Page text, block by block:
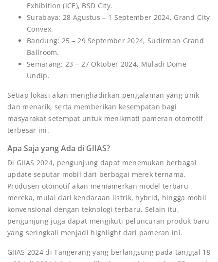
Exhibition (ICE), BSD City.
Surabaya: 28 Agustus – 1 September 2024, Grand City
Convex.
Bandung: 25 – 29 September 2024, Sudirman Grand
Ballroom.
Semarang: 23 – 27 Oktober 2024, Muladi Dome
Undip.
Setiap lokasi akan menghadirkan pengalaman yang unik
dan menarik, serta memberikan kesempatan bagi
masyarakat setempat untuk menikmati pameran otomotif
terbesar ini.
Apa Saja yang Ada di GIIAS?
Di GIIAS 2024, pengunjung dapat menemukan berbagai
update seputar mobil dari berbagai merek ternama.
Produsen otomotif akan memamerkan model terbaru
mereka, mulai dari kendaraan listrik, hybrid, hingga mobil
konvensional dengan teknologi terbaru. Selain itu,
pengunjung juga dapat mengikuti peluncuran produk baru
yang seringkali menjadi highlight dari pameran ini.
GIIAS 2024 di Tangerang yang berlangsung pada tanggal 18